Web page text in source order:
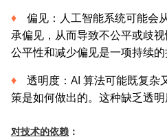
偏见：人工智能系统可能会
承偏见，从而导致不公平或歧
公平性和减少偏见是一项持续的
透明度：AI 算法可能既复杂
策是如何做出的。这种缺乏透明
对技术的依赖 ：